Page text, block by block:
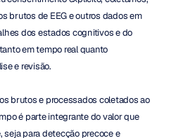
brutos de EEG e outros dados em
dos estados cognitivos e do
em tempo real quanto
e revisão.
brutos e processados coletados ao
é parte integrante do valor que
para detecção precoce e